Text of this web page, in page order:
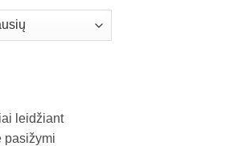
leidžiant
pasižymi